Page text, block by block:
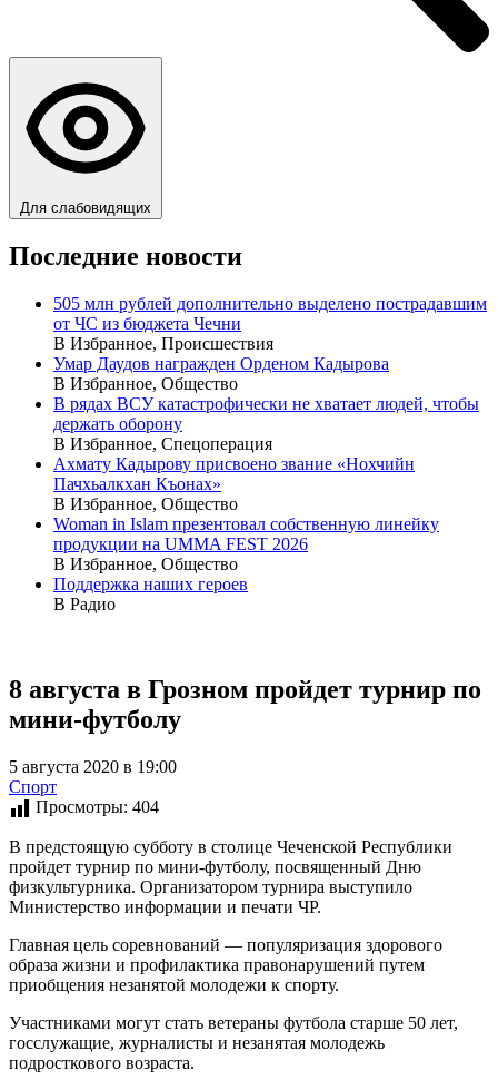
Для слабовидящих
Последние новости
505 млн рублей дополнительно выделено пострадавшим
от ЧС из бюджета Чечни
В Избранное, Происшествия
Умар Даудов награжден Орденом Кадырова
В Избранное, Общество
В рядах ВСУ катастрофически не хватает людей, чтобы
держать оборону
В Избранное, Спецоперация
Ахмату Кадырову присвоено звание «Нохчийн
Пачхьалкхан Къонах»
В Избранное, Общество
Woman in Islam презентовал собственную линейку
продукции на UMMA FEST 2026
В Избранное, Общество
Поддержка наших героев
В Радио
8 августа в Грозном пройдет турнир по
мини-футболу
5 августа 2020 в 19:00
Спорт
Просмотры: 404
В предстоящую субботу в столице Чеченской Республики
пройдет турнир по мини-футболу, посвященный Дню
физкультурника. Организатором турнира выступило
Министерство информации и печати ЧР.
Главная цель соревнований — популяризация здорового
образа жизни и профилактика правонарушений путем
приобщения незанятой молодежи к спорту.
Участниками могут стать ветераны футбола старше 50 лет,
госслужащие, журналисты и незанятая молодежь
подросткового возраста.